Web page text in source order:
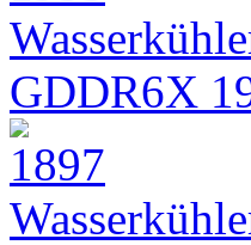
GDDR6X